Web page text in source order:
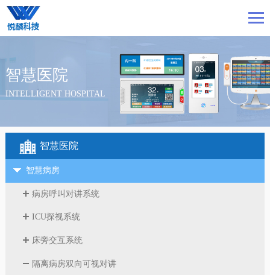
智慧医院
INTELLIGENT HOSPITAL
智慧医院
智慧病房
病房呼叫对讲系统
ICU探视系统
床旁交互系统
隔离病房双向可视对讲